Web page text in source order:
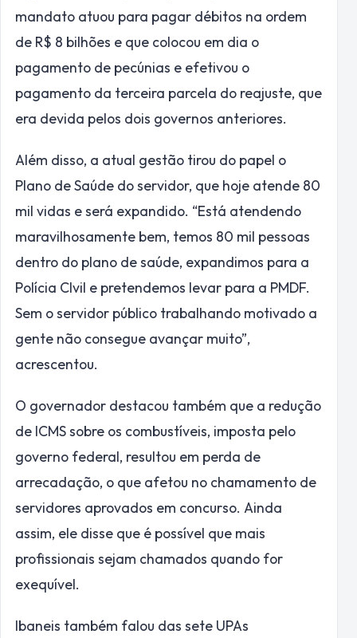
mandato atuou para pagar débitos na ordem
de R$ 8 bilhões e que colocou em dia o
pagamento de pecúnias e efetivou o
pagamento da terceira parcela do reajuste, que
era devida pelos dois governos anteriores.
Além disso, a atual gestão tirou do papel o
Plano de Saúde do servidor, que hoje atende 80
mil vidas e será expandido. “Está atendendo
maravilhosamente bem, temos 80 mil pessoas
dentro do plano de saúde, expandimos para a
Polícia CIvil e pretendemos levar para a PMDF.
Sem o servidor público trabalhando motivado a
gente não consegue avançar muito”,
acrescentou.
O governador destacou também que a redução
de ICMS sobre os combustíveis, imposta pelo
governo federal, resultou em perda de
arrecadação, o que afetou no chamamento de
servidores aprovados em concurso. Ainda
assim, ele disse que é possível que mais
profissionais sejam chamados quando for
exequível.
Ibaneis também falou das sete UPAs